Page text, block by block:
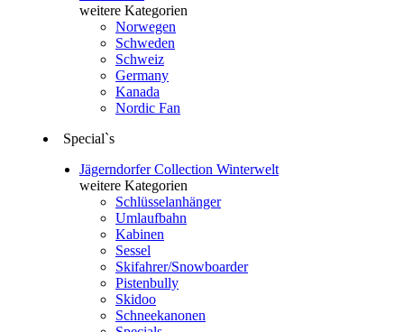
weitere Kategorien
Norwegen
Schweden
Schweiz
Germany
Kanada
Nordic Fan
Special`s
Jägerndorfer Collection Winterwelt
weitere Kategorien
Schlüsselanhänger
Umlaufbahn
Kabinen
Sessel
Skifahrer/Snowboarder
Pistenbully
Skidoo
Schneekanonen